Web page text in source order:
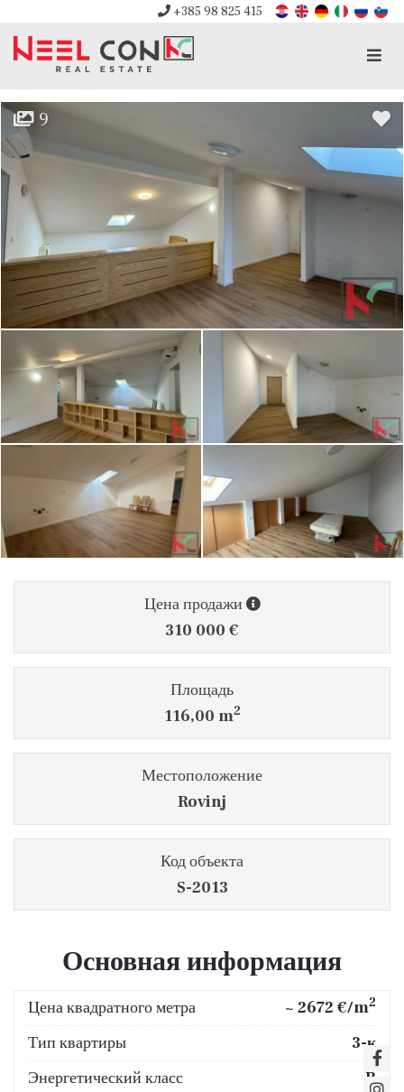
+385 98 825 415
9
Цена продажи
310 000 €
Площадь
116,00 m2
Местоположение
Rovinj
Код объекта
S-2013
Основная информация
Цена квадратного метра ~ 2672 €/m2
Тип квартиры
3-к
Энергетический класс
B